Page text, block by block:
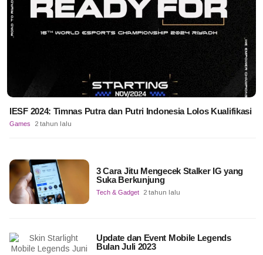
IESF 2024: Timnas Putra dan Putri Indonesia Lolos Kualifikasi
Games 2 tahun lalu
3 Cara Jitu Mengecek Stalker IG yang
Suka Berkunjung
Tech & Gadget 2 tahun lalu
Update dan Event Mobile Legends
Bulan Juli 2023